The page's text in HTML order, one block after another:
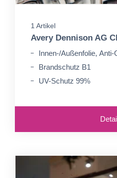
1 Artikel
Avery Dennison AG
Innen-/Außenfolie, Anti-
Brandschutz B1
UV-Schutz 99%